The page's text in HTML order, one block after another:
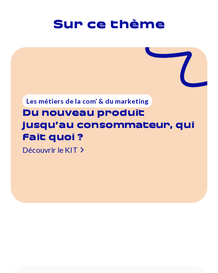
Sur ce thème
Les métiers de la com’ & du marketing
Du nouveau produit
jusqu’au consommateur, qui
fait quoi ?
Découvrir le KIT